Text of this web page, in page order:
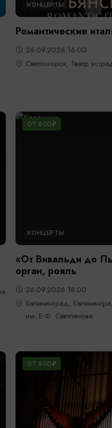
КОНЦЕРТЫ
Романтические
26.09.2026 16:00
Светлогорск, Театр
ОТ 800₽
КОНЦЕРТЫ
«От Вивальди до
орган, рояль
26.09.2026 18:00
Калининград,
им. Е.Ф. Светланова
ОТ 900₽